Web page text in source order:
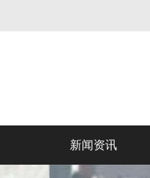
新闻资讯